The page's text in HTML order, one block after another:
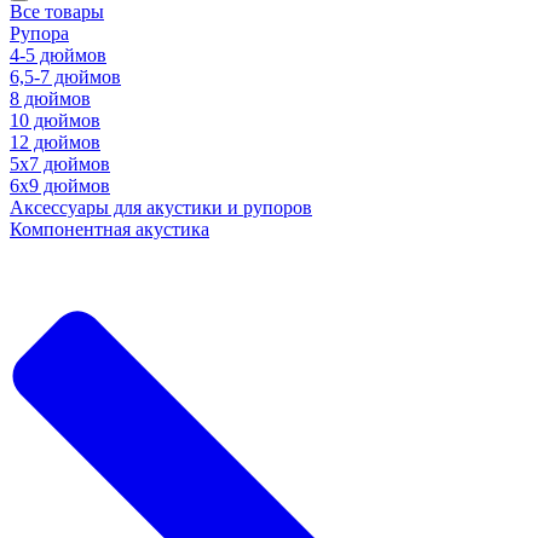
Все товары
Рупора
4-5 дюймов
6,5-7 дюймов
8 дюймов
10 дюймов
12 дюймов
5x7 дюймов
6х9 дюймов
Аксессуары для акустики и рупоров
Компонентная акустика